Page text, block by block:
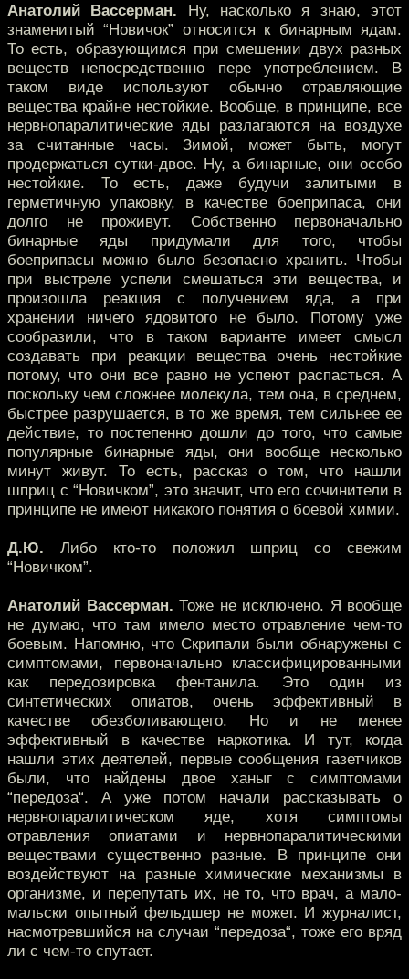
Анатолий Вассерман. Ну, насколько я знаю, этот
знаменитый “Новичок” относится к бинарным ядам.
То есть, образующимся при смешении двух разных
веществ непосредственно пере употреблением. В
таком виде используют обычно отравляющие
вещества крайне нестойкие. Вообще, в принципе, все
нервнопаралитические яды разлагаются на воздухе
за считанные часы. Зимой, может быть, могут
продержаться сутки-двое. Ну, а бинарные, они особо
нестойкие. То есть, даже будучи залитыми в
герметичную упаковку, в качестве боеприпаса, они
долго не проживут. Собственно первоначально
бинарные яды придумали для того, чтобы
боеприпасы можно было безопасно хранить. Чтобы
при выстреле успели смешаться эти вещества, и
произошла реакция с получением яда, а при
хранении ничего ядовитого не было. Потому уже
сообразили, что в таком варианте имеет смысл
создавать при реакции вещества очень нестойкие
потому, что они все равно не успеют распасться. А
поскольку чем сложнее молекула, тем она, в среднем,
быстрее разрушается, в то же время, тем сильнее ее
действие, то постепенно дошли до того, что самые
популярные бинарные яды, они вообще несколько
минут живут. То есть, рассказ о том, что нашли
шприц с “Новичком”, это значит, что его сочинители в
принципе не имеют никакого понятия о боевой химии.
Д.Ю. Либо кто-то положил шприц со свежим
“Новичком”.
Анатолий Вассерман. Тоже не исключено. Я вообще
не думаю, что там имело место отравление чем-то
боевым. Напомню, что Скрипали были обнаружены с
симптомами, первоначально классифицированными
как передозировка фентанила. Это один из
синтетических опиатов, очень эффективный в
качестве обезболивающего. Но и не менее
эффективный в качестве наркотика. И тут, когда
нашли этих деятелей, первые сообщения газетчиков
были, что найдены двое ханыг с симптомами
“передоза“. А уже потом начали рассказывать о
нервнопаралитическом яде, хотя симптомы
отравления опиатами и нервнопаралитическими
веществами существенно разные. В принципе они
воздействуют на разные химические механизмы в
организме, и перепутать их, не то, что врач, а мало-
мальски опытный фельдшер не может. И журналист,
насмотревшийся на случаи “передоза“, тоже его вряд
ли с чем-то спутает.